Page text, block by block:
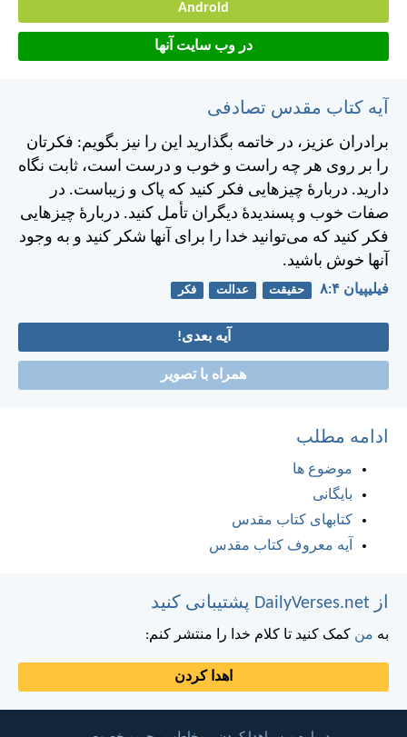
Android
در وب سایت آنها
آیه کتاب مقدس تصادفی
برادران عزيز، در خاتمه بگذاريد اين را نيز بگويم: فكرتان
را بر روی هر چه راست و خوب و درست است، ثابت نگاه
داريد. دربارهٔ چيزهايی فكر كنيد كه پاک و زيباست. در
صفات خوب و پسنديدهٔ ديگران تأمل كنيد. دربارهٔ چيزهايی
فكر كنيد كه می‌توانيد خدا را برای آنها شكر كنيد و به وجود
آنها خوش باشيد.
فيليپیان ۴:‏۸ حقیقت عدالت فکر
آیه بعدی!
همراه با تصویر
ادامه مطلب
موضوع ها
بایگانی
کتابهای کتاب مقدس
آیه معروف کتاب مقدس
از DailyVerses.net پشتیبانی کنید
به من کمک کنید تا کلام خدا را منتشر کنم:
اهدا کردن